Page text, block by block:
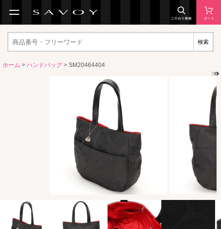
検索
ホーム > ハンドバッグ > SM20464404